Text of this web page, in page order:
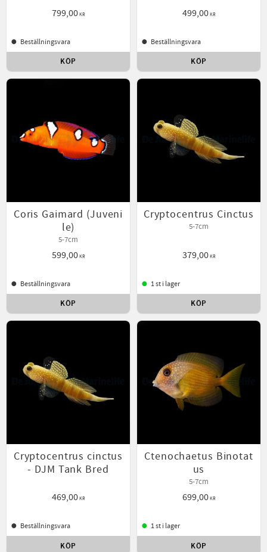
799,00KR
Beställningsvara
KÖP
499,00KR
Beställningsvara
KÖP
Coris Gaimard (Juveni
le)
5-7cm
599,00KR
Beställningsvara
KÖP
Cryptocentrus Cinctus
5-7cm
379,00KR
1 st i lager
KÖP
Cryptocentrus cinctus
- DJM Tank Bred
469,00KR
Beställningsvara
KÖP
Ctenochaetus Binotat
us
5-7cm
699,00KR
1 st i lager
KÖP